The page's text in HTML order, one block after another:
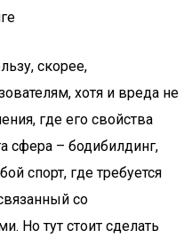
скорее,
хотя и вреда не
где его свойства
сфера – бодибилдинг,
спорт, где требуется
со
Но тут стоит сделать